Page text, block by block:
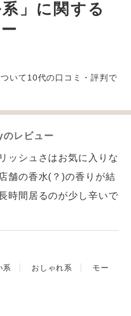
」に関する
いて10代の口コミ・評判で
のレビュー
ッシュさはお気に入りな
舗の香水(？)の香りが結
時間居るのが少し辛いで
系 おしゃれ系 モー